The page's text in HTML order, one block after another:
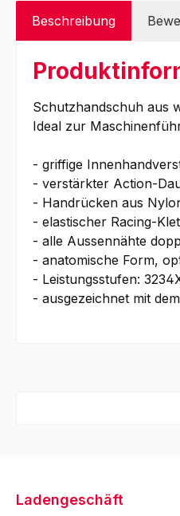
Beschreibung
Schutzhandschuh aus
Ideal zur
- griffige
- verstärkter Action-
- Handrücken aus
- elastischer Racing-
- alle Aussennähte
- anatomische Form,
- Leistungsstufen:
- ausgezeichnet mit
Ladengeschäft